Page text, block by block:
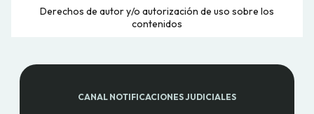
Derechos de autor y/o autorización de uso sobre los
contenidos
CANAL NOTIFICACIONES JUDICIALES